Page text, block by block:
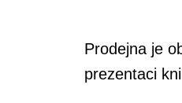
Prodejna je
prezentaci